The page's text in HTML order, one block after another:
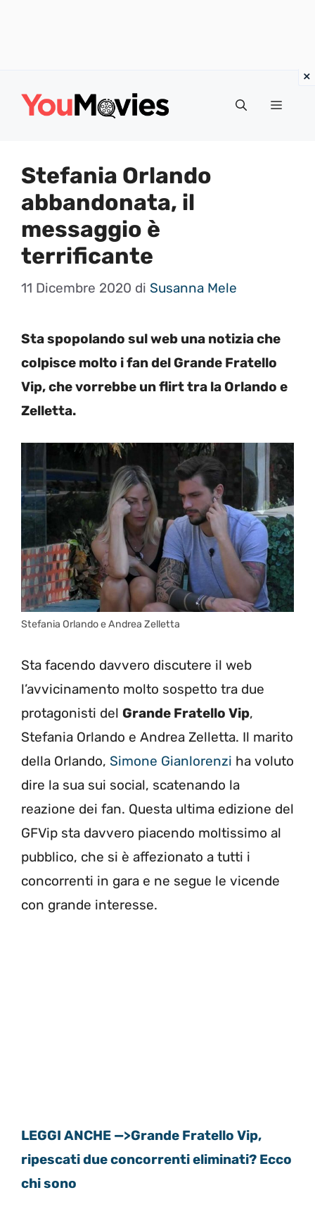
Menu
Stefania Orlando
abbandonata, il
messaggio è
terrificante
11 Dicembre 2020 di Susanna Mele
Sta spopolando sul web una notizia che
colpisce molto i fan del Grande Fratello
Vip, che vorrebbe un flirt tra la Orlando e
Zelletta.
Stefania Orlando e Andrea Zelletta
Sta facendo davvero discutere il web
l’avvicinamento molto sospetto tra due
protagonisti del Grande Fratello Vip,
Stefania Orlando e Andrea Zelletta. Il marito
della Orlando, Simone Gianlorenzi ha voluto
dire la sua sui social, scatenando la
reazione dei fan. Questa ultima edizione del
GFVip sta davvero piacendo moltissimo al
pubblico, che si è affezionato a tutti i
concorrenti in gara e ne segue le vicende
con grande interesse.
LEGGI ANCHE —>Grande Fratello Vip,
ripescati due concorrenti eliminati? Ecco
chi sono